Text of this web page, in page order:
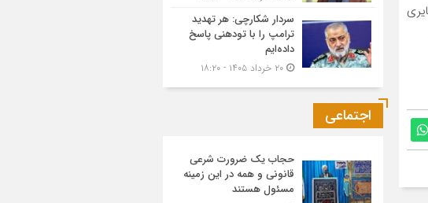
سردار شکارچی: هر تهدید
ترامپ را با تودهنی پاسخ
داده‌ایم
اجتماعی
حجاب یک ضرورت شرعی
قانونی و همه در این زمینه
مسئول هستند